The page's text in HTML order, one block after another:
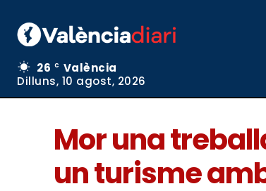
26 C
València
Dilluns, 10 agost, 2026
Mor una
un turisme